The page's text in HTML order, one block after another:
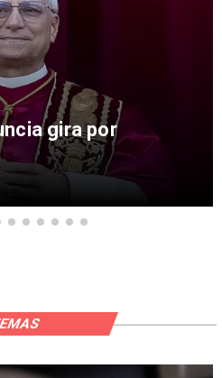
gira por